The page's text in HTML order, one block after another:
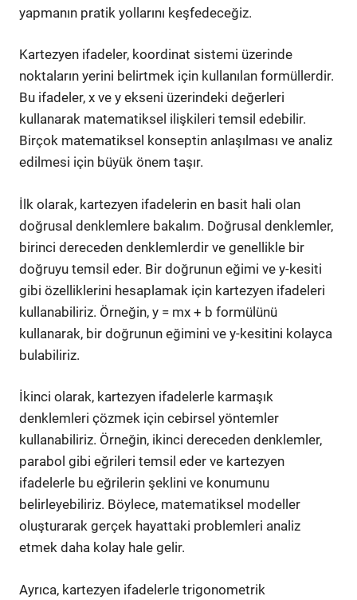
yapmanın pratik yollarını keşfedeceğiz.
Kartezyen ifadeler, koordinat sistemi üzerinde
noktaların yerini belirtmek için kullanılan formüllerdir.
Bu ifadeler, x ve y ekseni üzerindeki değerleri
kullanarak matematiksel ilişkileri temsil edebilir.
Birçok matematiksel konseptin anlaşılması ve analiz
edilmesi için büyük önem taşır.
İlk olarak, kartezyen ifadelerin en basit hali olan
doğrusal denklemlere bakalım. Doğrusal denklemler,
birinci dereceden denklemlerdir ve genellikle bir
doğruyu temsil eder. Bir doğrunun eğimi ve y-kesiti
gibi özelliklerini hesaplamak için kartezyen ifadeleri
kullanabiliriz. Örneğin, y = mx + b formülünü
kullanarak, bir doğrunun eğimini ve y-kesitini kolayca
bulabiliriz.
İkinci olarak, kartezyen ifadelerle karmaşık
denklemleri çözmek için cebirsel yöntemler
kullanabiliriz. Örneğin, ikinci dereceden denklemler,
parabol gibi eğrileri temsil eder ve kartezyen
ifadelerle bu eğrilerin şeklini ve konumunu
belirleyebiliriz. Böylece, matematiksel modeller
oluşturarak gerçek hayattaki problemleri analiz
etmek daha kolay hale gelir.
Ayrıca, kartezyen ifadelerle trigonometrik